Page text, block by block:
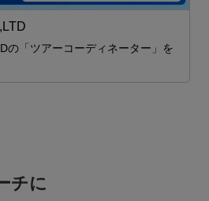
の「ツアーコーディネーター」を
チに